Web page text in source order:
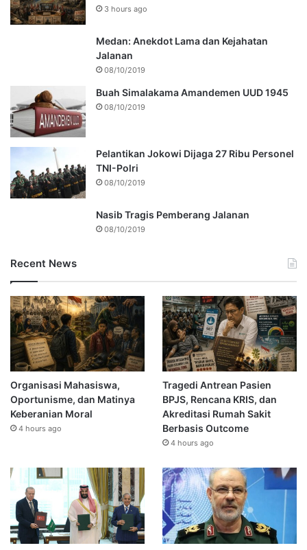
3 hours ago
Medan: Anekdot Lama dan Kejahatan
Jalanan
08/10/2019
Buah Simalakama Amandemen UUD 1945
08/10/2019
Pelantikan Jokowi Dijaga 27 Ribu Personel
TNI-Polri
08/10/2019
Nasib Tragis Pemberang Jalanan
08/10/2019
Recent News
Organisasi Mahasiswa,
Oportunisme, dan Matinya
Keberanian Moral
4 hours ago
Tragedi Antrean Pasien
BPJS, Rencana KRIS, dan
Akreditasi Rumah Sakit
Berbasis Outcome
4 hours ago